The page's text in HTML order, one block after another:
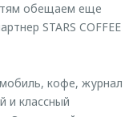
обещаем еще
STARS COFFEE
кофе, журнал
классный